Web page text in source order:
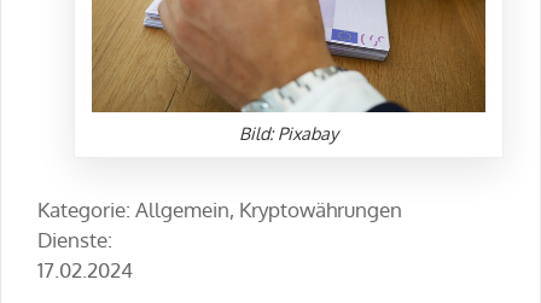
Bild: Pixabay
Kategorie: Allgemein, Kryptowährungen
Dienste:
17.02.2024